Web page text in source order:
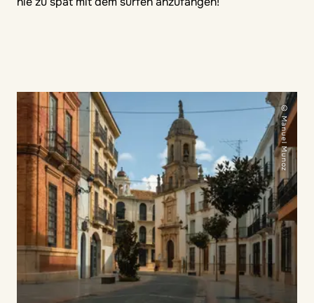
© Manuel Munoz